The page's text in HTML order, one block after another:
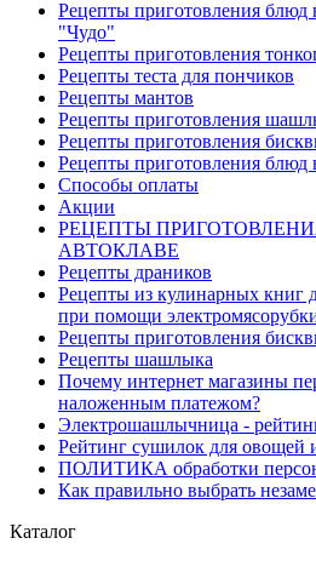
Рецепты приготовления блюд
"Чудо"
Рецепты приготовления
Рецепты теста для пончиков
Рецепты мантов
Рецепты приготовления
Рецепты приготовления
Рецепты приготовления блюд
Способы оплаты
Акции
РЕЦЕПТЫ
АВТОКЛАВЕ
Рецепты драников
Рецепты из кулинарных книг
при помощи
Рецепты приготовления
Рецепты шашлыка
Почему интернет магазины
наложенным платежом?
Электрошашлычница -
Рейтинг сушилок для овощей
ПОЛИТИКА обработки
Как правильно выбрать
Каталог